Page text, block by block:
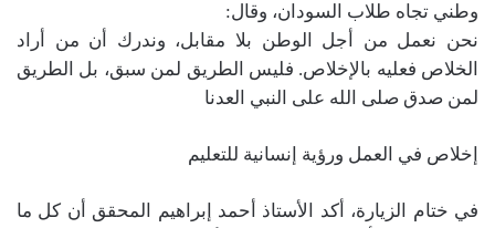
وطني تجاه طلاب السودان، وقال:
نحن نعمل من أجل الوطن بلا مقابل، وندرك أن من أراد
الخلاص فعليه بالإخلاص. فليس الطريق لمن سبق، بل الطريق
لمن صدق صلى الله على النبي العدنا
إخلاص في العمل ورؤية إنسانية للتعليم
في ختام الزيارة، أكد الأستاذ أحمد إبراهيم المحقق أن كل ما